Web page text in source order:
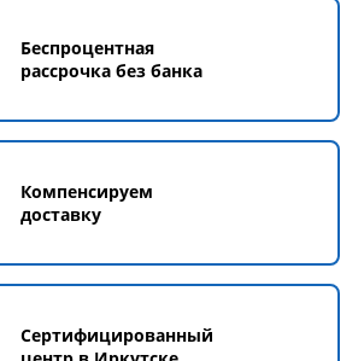
Беспроцентная
рассрочка без банка
Компенсируем
доставку
Сертифицированный